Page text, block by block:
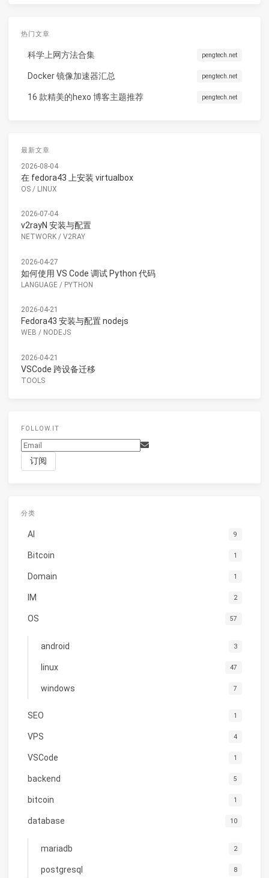
热门文章
科学上网方法合集 pengtech.net
Docker 镜像加速器汇总 pengtech.net
16 款精美的hexo 博客主题推荐 pengtech.net
最新文章
2026-08-04
在 fedora43 上安装 virtualbox
OS / LINUX
2026-07-04
v2rayN 安装与配置
NETWORK / V2RAY
2026-04-27
如何使用 VS Code 调试 Python 代码
LANGUAGE / PYTHON
2026-04-21
Fedora43 安装与配置 nodejs
WEB / NODEJS
2026-04-21
VSCode 跨设备迁移
TOOLS
FOLLOW.IT
分类
AI 9
Bitcoin 1
Domain 1
IM 2
OS 57
android 3
linux 47
windows 7
SEO 1
VPS 4
VSCode 1
backend 5
bitcoin 1
database 10
mariadb 2
postgresql 8